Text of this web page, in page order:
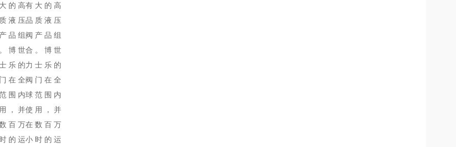
的高
液压
品组
博世
乐的
在全
围内
，并
百万
的运
有大的高
品质液压
阀产品组
合。博世
力士乐的
阀门在全
球范围内
使用，并
在数百万
小时的运